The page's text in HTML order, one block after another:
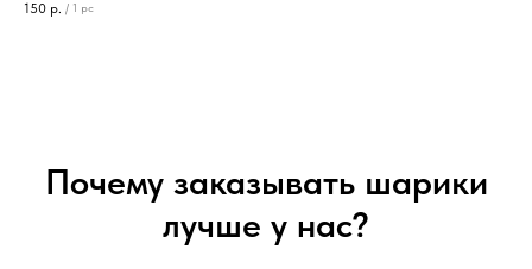
150 р. / 1 pc
Почему заказывать шарики
лучше у нас?